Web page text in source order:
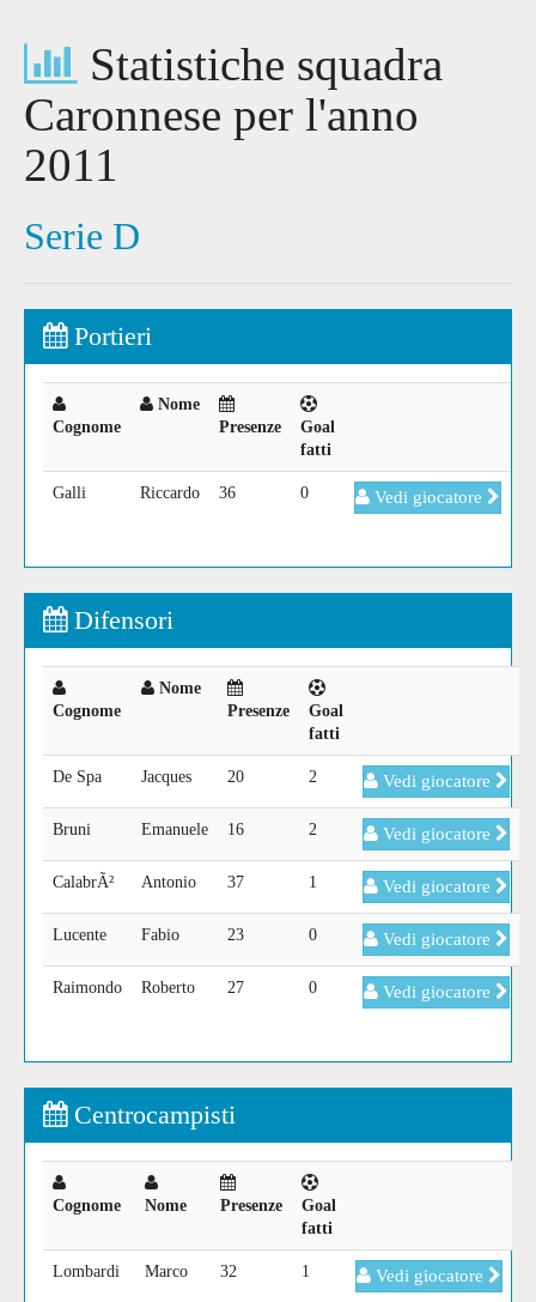
Statistiche squadra
Caronnese per l'anno
2011
Serie D
Portieri
Cognome
Nome
Presenze
Goal
fatti
Galli Riccardo 36 0 Vedi giocatore
Difensori
Cognome
Nome
Presenze
Goal
fatti
De Spa Jacques 20 2 Vedi giocatore
Bruni Emanuele 16 2 Vedi giocatore
CalabrÃ² Antonio 37 1 Vedi giocatore
Lucente Fabio 23 0 Vedi giocatore
Raimondo Roberto 27 0 Vedi giocatore
Centrocampisti
Cognome Nome Presenze
Goal
fatti
Lombardi Marco 32 1 Vedi giocatore